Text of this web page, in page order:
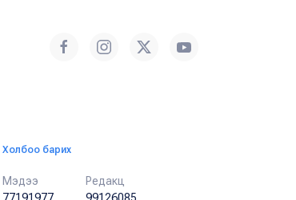
Холбоо барих
Мэдээ
77191977
Редакц
99126085